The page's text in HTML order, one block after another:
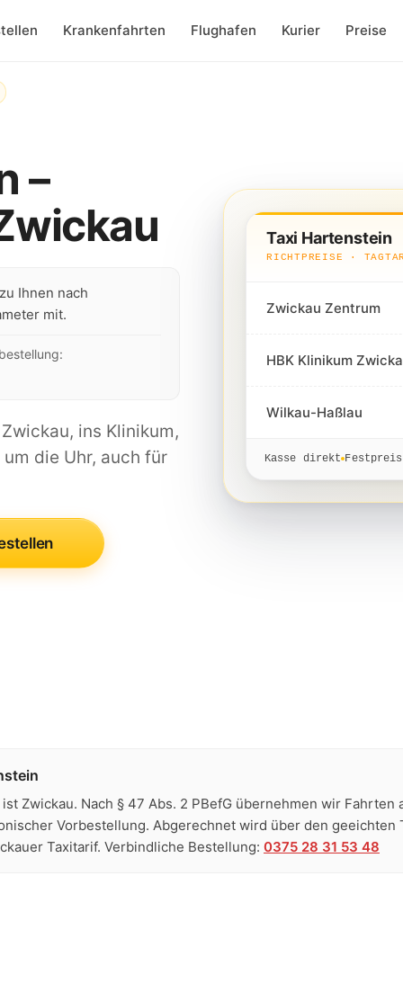
Krankenfahrten Flughafen Kurier Preise
–
Ihnen nach
mit.
ins Klinikum,
die Uhr, auch für
Taxi Hartenstein
RICHTPREISE ·
Zwickau Zentrum
HBK Klinikum
Wilkau-Haßlau
Kasse direkt
Zwickau. Nach § 47 Abs. 2 PBefG übernehmen wir Fahrten
Vorbestellung. Abgerechnet wird über den geeichten
Taxitarif. Verbindliche Bestellung: 0375 28 31 53 48